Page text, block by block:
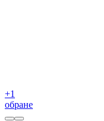
+1
обране